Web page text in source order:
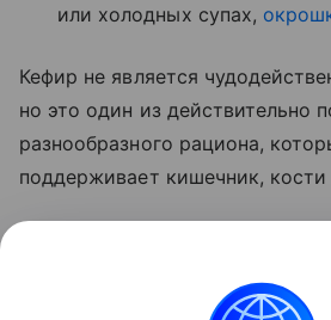
или холодных супах,
Кефир не является
но это один из действительно
разнообразного рациона,
поддерживает кишечник,